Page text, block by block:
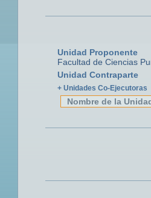
Unidad Proponente
Facultad de Ciencias
Unidad Contraparte
+ Unidades Co-Ejecutoras
Nombre de la